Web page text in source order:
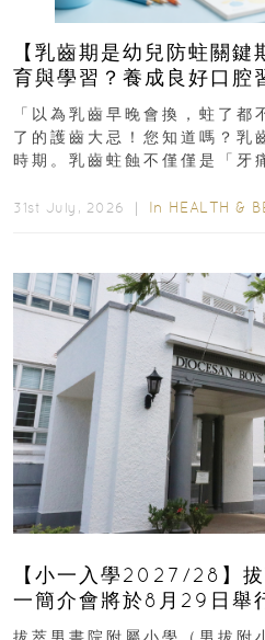
【乳齒期是幼兒防蛀關
育與學習？養成良好口腔習慣， 舒適
瑯質 兒童牙膏防護指南
「以為乳齒早晚會換，蛀了都
了的護齒大忌！您知道嗎？乳
時期。乳齒蛀蝕不僅僅是「牙
31st July, 2026 ｜ In HEALTH &
【小一入學2027/28】
一簡介會將於8月29日舉
｜更設有網上重溫